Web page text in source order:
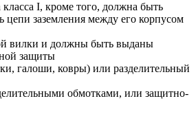
I, кроме того, должна быть
цепи заземления между его корпусом
вилки и должны быть выданы
защиты
галоши, ковры) или разделительный
обмотками, или защитно-